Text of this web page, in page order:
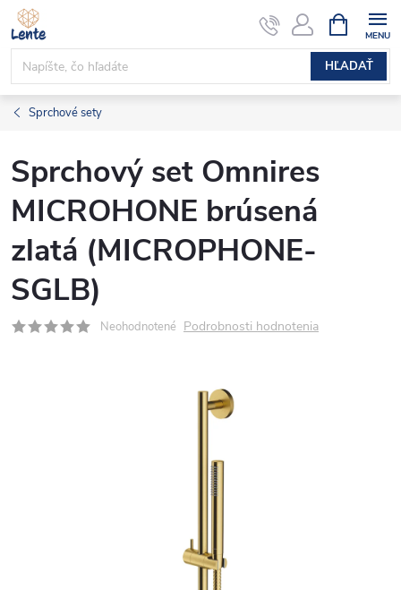
Prejsť
na
obsah
HĽADAŤ
KOŠÍK
Sprchové sety
Sprchový set Omnires
MICROHONE brúsená
zlatá (MICROPHONE-
SGLB)
Neohodnotené Podrobnosti hodnotenia